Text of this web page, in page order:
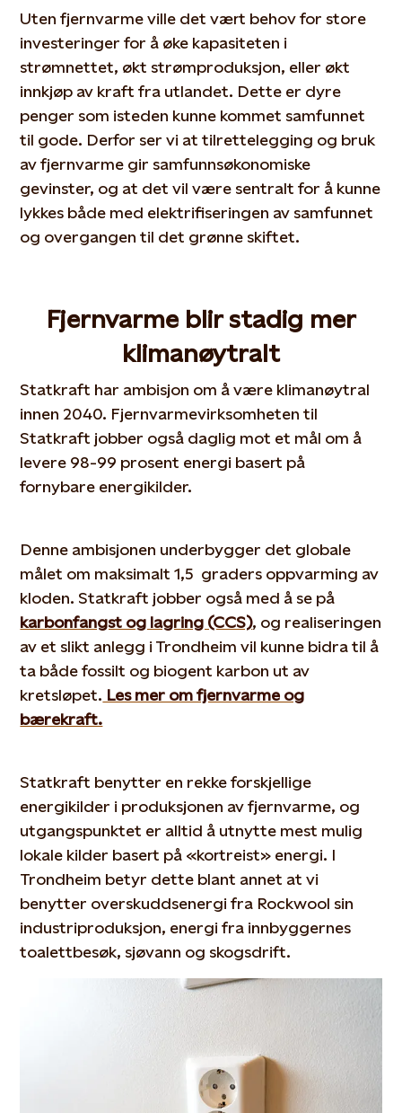
Uten fjernvarme ville det vært behov for store
investeringer for å øke kapasiteten i
strømnettet, økt strømproduksjon, eller økt
innkjøp av kraft fra utlandet. Dette er dyre
penger som isteden kunne kommet samfunnet
til gode. Derfor ser vi at tilrettelegging og bruk
av fjernvarme gir samfunnsøkonomiske
gevinster, og at det vil være sentralt for å kunne
lykkes både med elektrifiseringen av samfunnet
og overgangen til det grønne skiftet.
Fjernvarme blir stadig mer
klimanøytralt
Statkraft har ambisjon om å være klimanøytral
innen 2040. Fjernvarmevirksomheten til
Statkraft jobber også daglig mot et mål om å
levere 98-99 prosent energi basert på
fornybare energikilder.
Denne ambisjonen underbygger det globale
målet om maksimalt 1,5 graders oppvarming av
kloden. Statkraft jobber også med å se på
karbonfangst og lagring (CCS), og realiseringen
av et slikt anlegg i Trondheim vil kunne bidra til å
ta både fossilt og biogent karbon ut av
kretsløpet. Les mer om fjernvarme og
bærekraft.
Statkraft benytter en rekke forskjellige
energikilder i produksjonen av fjernvarme, og
utgangspunktet er alltid å utnytte mest mulig
lokale kilder basert på «kortreist» energi. I
Trondheim betyr dette blant annet at vi
benytter overskuddsenergi fra Rockwool sin
industriproduksjon, energi fra innbyggernes
toalettbesøk, sjøvann og skogsdrift.